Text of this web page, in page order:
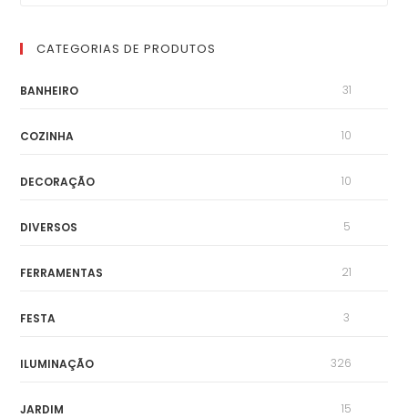
CATEGORIAS DE PRODUTOS
BANHEIRO 31
COZINHA 10
DECORAÇÃO 10
DIVERSOS 5
FERRAMENTAS 21
FESTA 3
ILUMINAÇÃO 326
JARDIM 15